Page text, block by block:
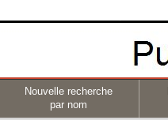
Nouvelle recherche
par nom